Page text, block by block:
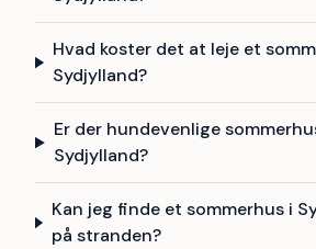
Hvad koster det at leje et
Sydjylland?
Er der hundevenlige
Sydjylland?
Kan jeg finde et sommerhus i
på stranden?